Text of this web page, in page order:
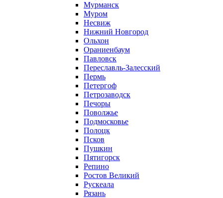
Мурманск
Муром
Несвиж
Нижний Новгород
Ольхон
Ораниенбаум
Павловск
Переславль-Залесский
Пермь
Петергоф
Петрозаводск
Печоры
Поволжье
Подмосковье
Полоцк
Псков
Пушкин
Пятигорск
Репино
Ростов Великий
Рускеала
Рязань